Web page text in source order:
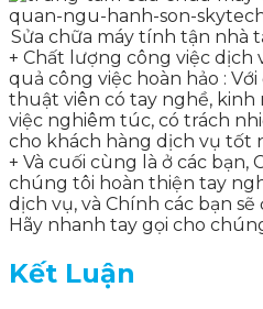
Sửa chữa máy tính tận nhà
+ Chất lượng công việc dịch
quả công việc hoàn hảo :
thuật viên có tay nghề, kinh
việc nghiêm túc, có trách
cho khách hàng dịch vụ tốt
+ Và cuối cùng là ở các bạn,
chúng tôi hoàn thiện tay
dịch vụ, và Chính các bạn
Hãy nhanh tay gọi cho
Kết Luận